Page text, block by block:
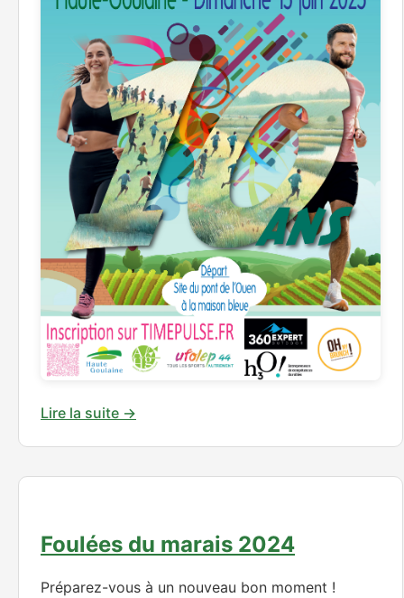
Lire la suite →
Foulées du marais 2024
Préparez-vous à un nouveau bon moment !